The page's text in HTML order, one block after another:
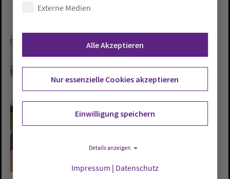
Externe Medien
Alle Akzeptieren
Nur essenzielle Cookies akzeptieren
Einwilligung speichern
Details anzeigen
Impressum | Datenschutz